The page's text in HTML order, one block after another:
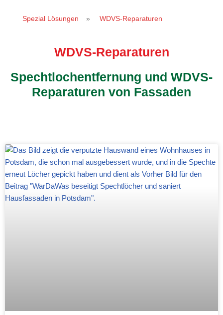
WDVS
Wärmedämm-
Verbundsystem
Spezial Lösungen » WDVS-Reparaturen
WDVS-Reparaturen
Spechtlochentfernung und WDVS-
Reparaturen von Fassaden